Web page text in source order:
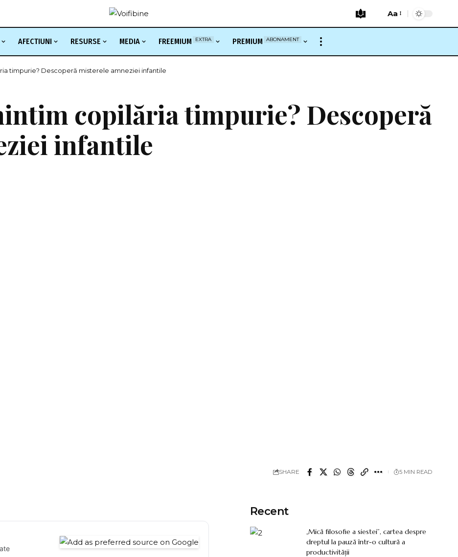
Font
Resizer
Aa
AFECTIUNI RESURSE MEDIA FREEMIUM EXTRA PREMIUM ABONAMENT
timpurie? Descoperă misterele amneziei infantile
copilăria timpurie? Descoperă
infantile
SHARE 5 MIN READ
Recent
„Mică filosofie a siestei”, cartea despre
dreptul la pauză într-o cultură a
productivității